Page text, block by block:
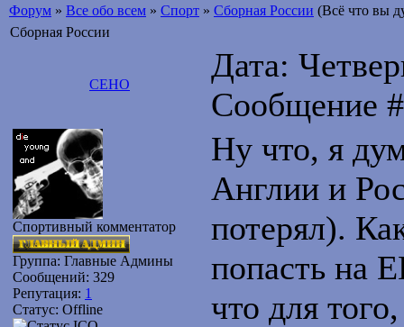
Форум » Все обо всем » Спорт » Сборная России (Всё что вы
Сборная России
CEHO
Дата:
Сообщение
Спортивный комментатор
Группа: Главные Админы
Сообщений: 329
Репутация: 1
Статус: Offline
Ну что, я
Англии и
потерял).
попасть на
что для